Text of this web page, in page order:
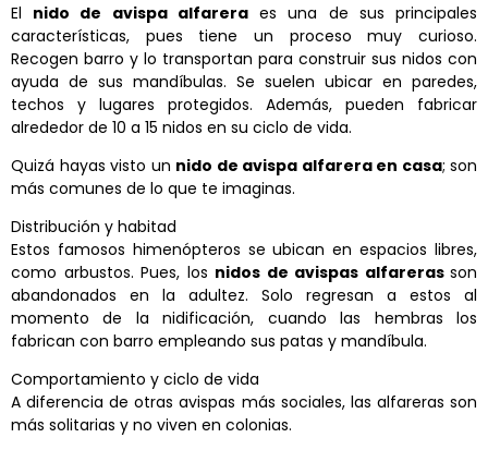
El nido de avispa alfareraes una de sus principales
características, pues tiene un proceso muy curioso.
Recogen barro y lo transportan para construir sus nidos con
ayuda de sus mandíbulas. Se suelen ubicar en paredes,
techos y lugares protegidos. Además, pueden fabricar
alrededor de 10 a 15 nidos en su ciclo de vida.
Quizá hayas visto un nido de avispa alfarera en casa; son
más comunes de lo que te imaginas.
Distribución y habitad
Estos famosos himenópteros se ubican en espacios libres,
como arbustos. Pues, los nidos de avispas alfareras son
abandonados en la adultez. Solo regresan a estos al
momento de la nidificación, cuando las hembras los
fabrican con barro empleando sus patas y mandíbula.
Comportamiento y ciclo de vida
A diferencia de otras avispas más sociales, las alfareras son
más solitarias y no viven en colonias.